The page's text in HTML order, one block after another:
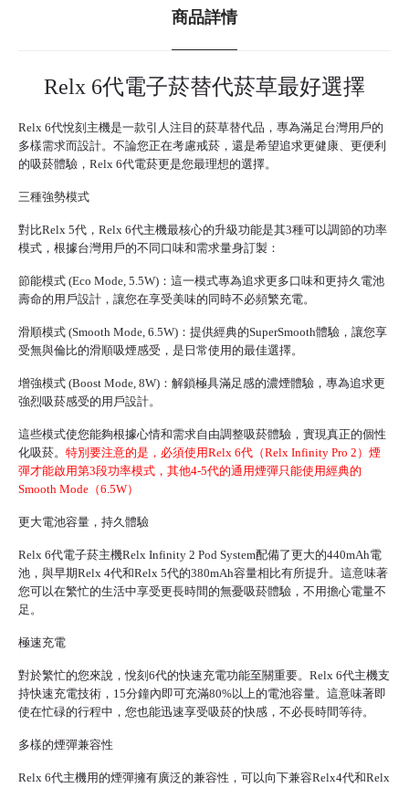
商品詳情
Relx 6代電子菸替代菸草最好選擇
Relx 6代悅刻主機是一款引人注目的菸草替代品，專為滿足台灣用戶的
多樣需求而設計。不論您正在考慮戒菸，還是希望追求更健康、更便利
的吸菸體驗， Relx 6代電菸更是您最理想的選擇。
三種強勢模式
對比Relx 5代，Relx 6代主機最核心的升級功能是其3種可以調節的功率
模式，根據台灣用戶的不同口味和需求量身訂製：
節能模式 (Eco Mode, 5.5W)：這一模式專為追求更多口味和更持久電池
壽命的用戶設計，讓您在享受美味的同時不必頻繁充電。
滑順模式 (Smooth Mode, 6.5W)：提供經典的SuperSmooth體驗，讓您享
受無與倫比的滑順吸煙感受，是日常使用的最佳選擇。
增強模式 (Boost Mode, 8W)：解鎖極具滿足感的濃煙體驗，專為追求更
強烈吸菸感受的用戶設計。
這些模式使您能夠根據心情和需求自由調整吸菸體驗，實現真正的個性
化吸菸。 特別要注意的是，必須使用Relx 6代（Relx Infinity Pro 2）煙
彈才能啟用第3段功率模式，其他4-5代的通用煙彈只能使用經典的
Smooth Mode（6.5W）
更大電池容量，持久體驗
Relx 6代電子菸主機Relx Infinity 2 Pod System配備了更大的440mAh電
池，與早期Relx 4代和Relx 5代的380mAh容量相比有所提升。這意味著
您可以在繁忙的生活中享受更長時間的無憂吸菸體驗，不用擔心電量不
足。
極速充電
對於繁忙的您來說，悅刻6代的快速充電功能至關重要。Relx 6代主機支
持快速充電技術，15分鐘內即可充滿80%以上的電池容量。這意味著即
使在忙碌的行程中，您也能迅速享受吸菸的快感，不必長時間等待。
多樣的煙彈兼容性
Relx 6代主機用的煙彈擁有廣泛的兼容性，可以向下兼容Relx4代和Relx